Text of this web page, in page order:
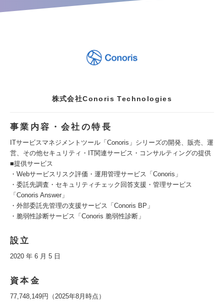
株式会社Conoris Technologies
事業内容・会社の特長
ITサービスマネジメントツール「Conoris」シリーズの開発、販売、運
営、その他セキュリティ・IT関連サービス・コンサルティングの提供
■提供サービス
・Webサービスリスク評価・運用管理サービス「Conoris」
・委託先調査・セキュリティチェック回答支援・管理サービス
「Conoris Answer」
・外部委託先管理の支援サービス「Conoris BP」
・脆弱性診断サービス「Conoris 脆弱性診断」
設立
2020 年 6 月 5 日
資本金
77,748,149円（2025年8月時点）